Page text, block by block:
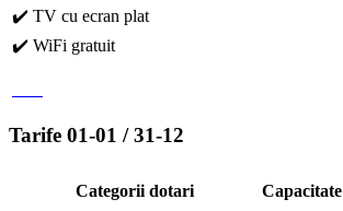
✔️ TV cu ecran plat
✔️ WiFi gratuit
Tarife 01-01 / 31-12
Categorii dotari Capacitate